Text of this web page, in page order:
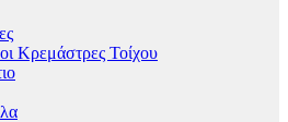
Κρεμάστρες Τοίχου